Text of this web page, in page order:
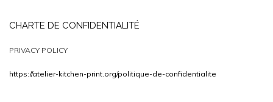
CHARTE DE CONFIDENTIALITÉ
PRIVACY POLICY
https://atelier-kitchen-print.org/politique-de-confidentialite